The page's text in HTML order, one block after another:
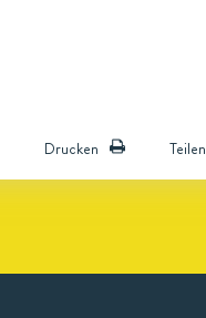
Drucken Teilen